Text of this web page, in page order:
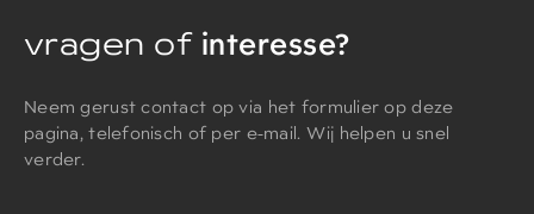
vragen ofinteresse?
Neem gerust contact op via het formulier op deze
pagina, telefonisch of per e-mail. Wij helpen u snel
verder.